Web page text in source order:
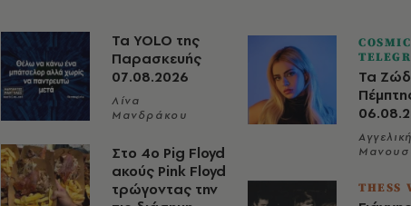
Τα YOLO της
Παρασκευής
07.08.2026
Λίνα
Μανδράκου
Στο 4ο Pig Floyd
ακούς Pink Floyd
τρώγοντας την
COSMIC
Τα
Αγγελική
THESS